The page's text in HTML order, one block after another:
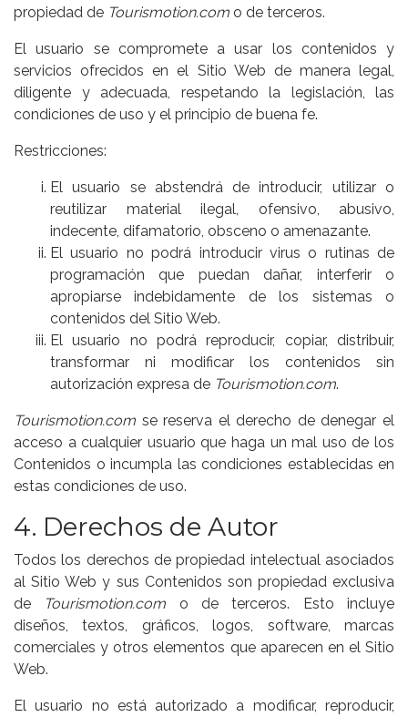
propiedad de Tourismotion.com o de terceros.
El usuario se compromete a usar los contenidos y
servicios ofrecidos en el Sitio Web de manera legal,
diligente y adecuada, respetando la legislación, las
condiciones de uso y el principio de buena fe.
Restricciones:
El usuario se abstendrá de introducir, utilizar o
reutilizar material ilegal, ofensivo, abusivo,
indecente, difamatorio, obsceno o amenazante.
El usuario no podrá introducir virus o rutinas de
programación que puedan dañar, interferir o
apropiarse indebidamente de los sistemas o
contenidos del Sitio Web.
El usuario no podrá reproducir, copiar, distribuir,
transformar ni modificar los contenidos sin
autorización expresa de Tourismotion.com.
Tourismotion.com se reserva el derecho de denegar el
acceso a cualquier usuario que haga un mal uso de los
Contenidos o incumpla las condiciones establecidas en
estas condiciones de uso.
4. Derechos de Autor
Todos los derechos de propiedad intelectual asociados
al Sitio Web y sus Contenidos son propiedad exclusiva
de
Tourismotion.com o de terceros. Esto incluye
diseños, textos, gráficos, logos, software, marcas
comerciales y otros elementos que aparecen en el Sitio
Web.
El usuario no está autorizado a modificar, reproducir,